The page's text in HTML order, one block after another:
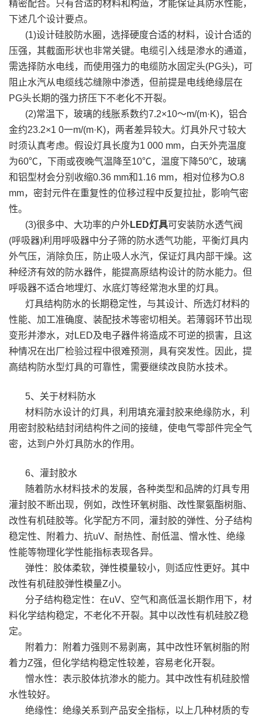
精密配合。只有合适的材料和构造，才能保证其防水性能，
下述几个设计要点。
(1)设计硅胶防水圈，选择硬度合适的材料，设计合适的
压强，其截面形状也非常关键。电缆引入线是渗水的通道，
需选择防水电线，而使用强力的电缆防水固定头(PG头)，可
阻止水汽从电缆线芯缝隙中渗透，但前提是电线绝缘层在
PG头长期的强力挤压下不老化不开裂。
(2)常温下，玻璃的线胀系数约7.2×10～m/(m·K)，铝合
金约23.2×1 0一m/(m·K)，两者差异较大。灯具外尺寸较大
时须认真考虑。假设灯具长度为1 000 mm，白天外壳温度
为60℃，下雨或夜晚气温降至10℃，温度下降50℃，玻璃
和铝型材会分别收缩0.36 mm和1.16 mm，相对位移为O.8
mm，密封元件在重复性的位移过程中反复拉扯，影响气密
性。
(3)很多中、大功率的户外LED灯具可安装防水透气阀
(呼吸器)利用呼吸器中分子筛的防水透气功能，平衡灯具内
外气压，消除负压，防止吸人水汽，保证灯具内部干燥。这
种经济有效的防水器件，能提高原结构设计的防水能力。但
呼吸器不适合地埋灯、水底灯等经常泡水里的灯具。
灯具结构防水的长期稳定性，与其设计、所选灯材料的
性能、加工准确度、装配技术等密切相关。若薄弱环节出现
变形并渗水，对LED及电子器件将造成不可逆的损害，且这
种情况在出厂检验过程中很难预测，具有突发性。因此，提
高结构防水型灯具的可靠性，需要继续改良防水技术。
5、关于材料防水
材料防水设计的灯具，利用填充灌封胶来绝缘防水，利
用密封胶粘结封闭结构件之间的接缝，使电气零部件完全气
密，达到户外灯具防水的作用。
6、灌封胶水
随着防水材料技术的发展，各种类型和品牌的灯具专用
灌封胶不断出现，例如，改性环氧树脂、改性聚氨酯树脂、
改性有机硅胶等。化学配方不同，灌封胶的弹性、分子结构
稳定性、附着力、抗uV、耐热性、耐低温、憎水性、绝缘
性能等物理化学性能指标表现各异。
弹性：胶体柔软，弹性模量较小，则适应性更好。其中
改性有机硅胶弹性模量Z小。
分子结构稳定性：在uV、空气和高低温长期作用下，材
料化学结构稳定，不老化不开裂。其中以改性有机硅胶Z稳
定。
附着力：附着力强则不易剥离，其中改性环氧树脂的附
着力Z强，但化学结构稳定性较差，容易老化开裂。
憎水性：表示胶体抗渗水的能力。其中改性有机硅胶憎
水性较好。
绝缘性：绝缘关系到产品安全指标，以上几种材质的专